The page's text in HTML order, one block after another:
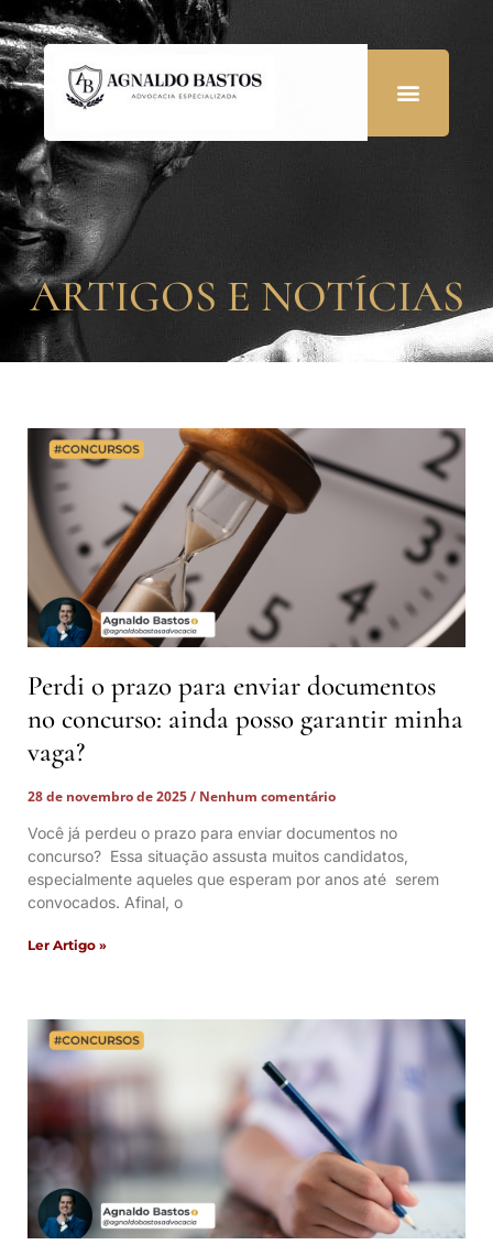
ARTIGOS E NOTÍCIAS
Perdi o prazo para enviar documentos
no concurso: ainda posso garantir minha
vaga?
28 de novembro de 2025
Nenhum comentário
Você já perdeu o prazo para enviar documentos no
concurso? Essa situação assusta muitos candidatos,
especialmente aqueles que esperam por anos até serem
convocados. Afinal, o
Ler Artigo »